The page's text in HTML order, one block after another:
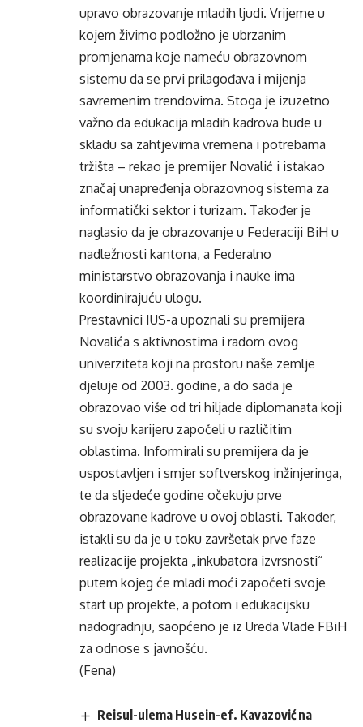
upravo obrazovanje mladih ljudi. Vrijeme u
kojem živimo podložno je ubrzanim
promjenama koje nameću obrazovnom
sistemu da se prvi prilagođava i mijenja
savremenim trendovima. Stoga je izuzetno
važno da edukacija mladih kadrova bude u
skladu sa zahtjevima vremena i potrebama
tržišta – rekao je premijer Novalić i istakao
značaj unapređenja obrazovnog sistema za
informatički sektor i turizam. Također je
naglasio da je obrazovanje u Federaciji BiH u
nadležnosti kantona, a Federalno
ministarstvo obrazovanja i nauke ima
koordinirajuću ulogu.
Prestavnici IUS-a upoznali su premijera
Novalića s aktivnostima i radom ovog
univerziteta koji na prostoru naše zemlje
djeluje od 2003. godine, a do sada je
obrazovao više od tri hiljade diplomanata koji
su svoju karijeru započeli u različitim
oblastima. Informirali su premijera da je
uspostavljen i smjer softverskog inžinjeringa,
te da sljedeće godine očekuju prve
obrazovane kadrove u ovoj oblasti. Također,
istakli su da je u toku završetak prve faze
realizacije projekta „inkubatora izvrsnosti“
putem kojeg će mladi moći započeti svoje
start up projekte, a potom i edukacijsku
nadogradnju, saopćeno je iz Ureda Vlade FBiH
za odnose s javnošću.
(Fena)
Reisul-ulema Husein-ef. Kavazović na